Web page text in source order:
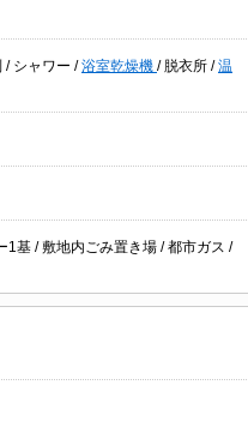
/ シャワー /浴室乾燥機 / 脱衣所 /温
1基 /敷地内ごみ置き場 /都市ガス /